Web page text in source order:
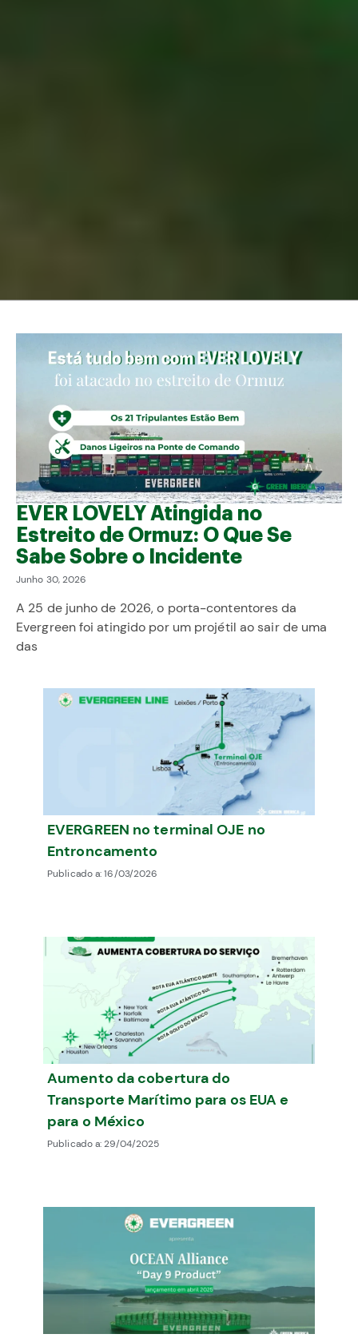
EVER LOVELY Atingida no
Estreito de Ormuz: O Que Se
Sabe Sobre o Incidente
Junho 30, 2026
A 25 de junho de 2026, o porta-contentores da
Evergreen foi atingido por um projétil ao sair de uma
das
EVERGREEN no terminal OJE no
Entroncamento
Publicado a:16/03/2026
Aumento da cobertura do
Transporte Marítimo para os EUA e
para o México
Publicado a:29/04/2025